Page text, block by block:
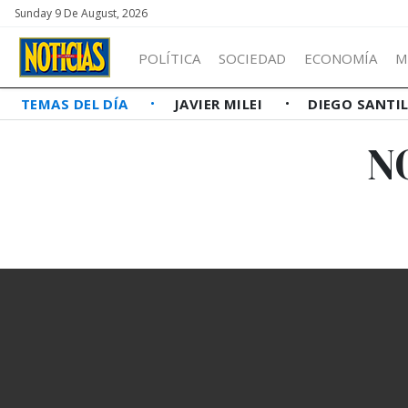
Sunday 9 De August, 2026
POLÍTICA SOCIEDAD ECONOMÍA
TEMAS DEL DÍA JAVIER MILEI DIEGO